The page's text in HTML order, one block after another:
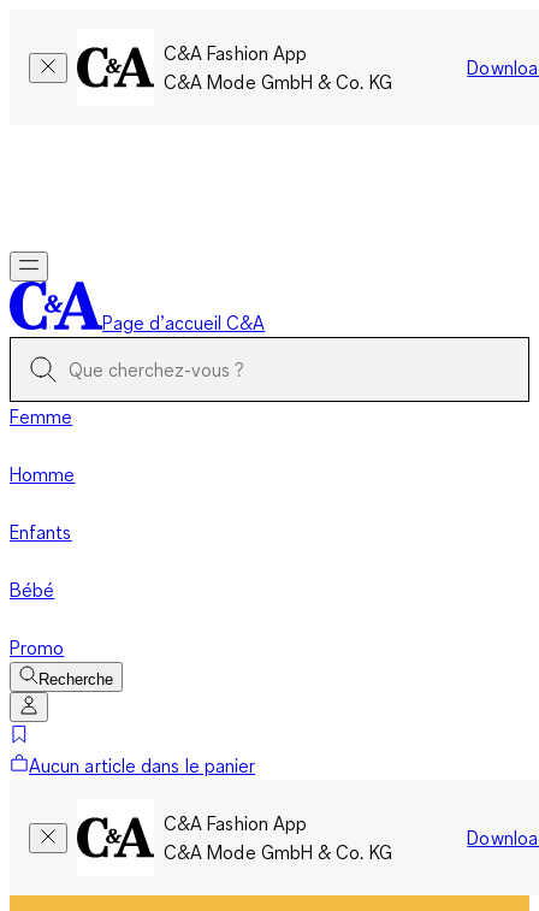
C&A Fashion App
C&A Mode GmbH & Co. KG
Page d’accueil C&A
Femme
Homme
Enfants
Bébé
Promo
Recherche
Aucun article dans le panier
C&A Fashion App
C&A Mode GmbH & Co. KG